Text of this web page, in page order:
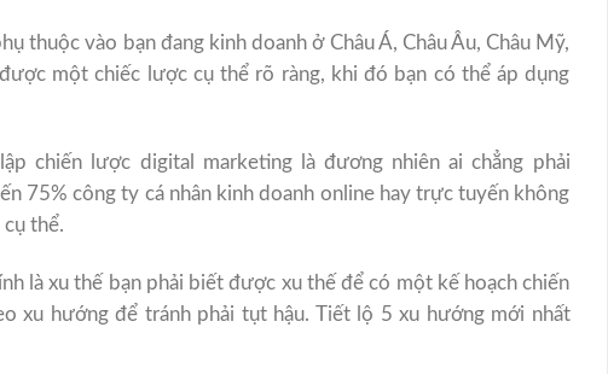
thuộc vào bạn đang kinh doanh ở Châu Á, Châu Âu, Châu Mỹ,
một chiếc lược cụ thể rõ ràng, khi đó bạn có thể áp dụng
chiến lược digital marketing là đương nhiên ai chẳng phải
75% công ty cá nhân kinh doanh online hay trực tuyến không
thể.
là xu thế bạn phải biết được xu thế để có một kế hoạch chiến
xu hướng để tránh phải tụt hậu. Tiết lộ 5 xu hướng mới nhất